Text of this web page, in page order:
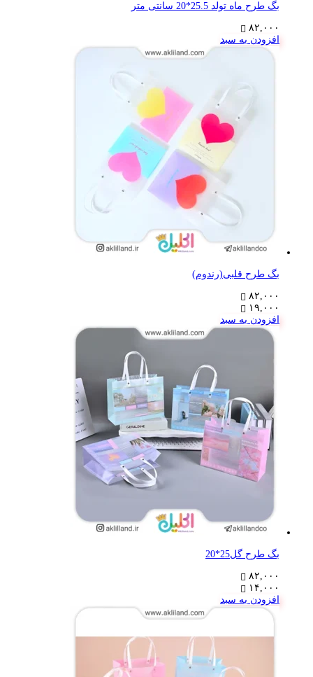
بگ طرح ماه تولد 25.5*20 سانتی متر
۸۲,۰۰۰
افزودن به سبد
بگ طرح قلبی(رندوم)
۸۲,۰۰۰
۱۹,۰۰۰
افزودن به سبد
بگ طرح گل25*20
۸۲,۰۰۰
۱۴,۰۰۰
افزودن به سبد